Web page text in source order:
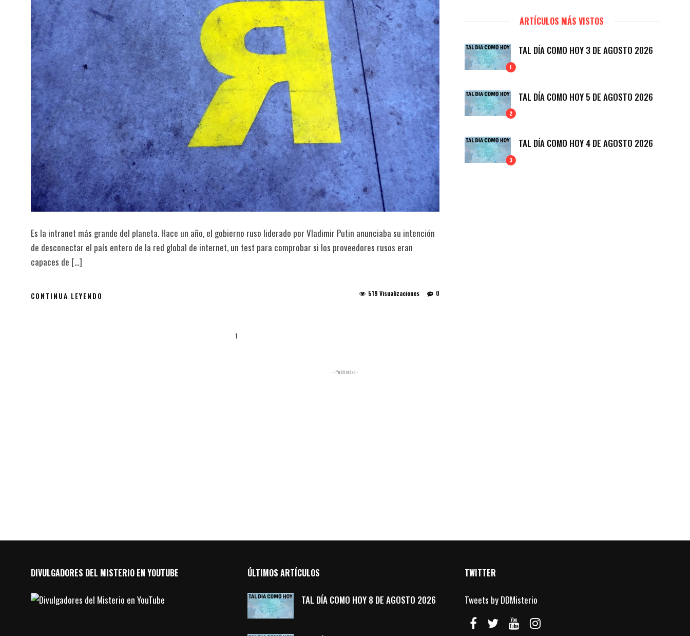
Es la intranet más grande del planeta. Hace un año, el gobierno ruso liderado por Vladimir Putin anunciaba su intención
de desconectar el país entero de la red global de internet, un test para comprobar si los proveedores rusos eran
capaces de […]
CONTINUA LEYENDO 0
519 Visualizaciones
1
ARTÍCULOS MÁS VISTOS
1
TAL DÍA COMO HOY 3 DE AGOSTO 2026
2
TAL DÍA COMO HOY 5 DE AGOSTO 2026
3
TAL DÍA COMO HOY 4 DE AGOSTO 2026
- Publicidad -
DIVULGADORES DEL MISTERIO EN YOUTUBE ÚLTIMOS ARTÍCULOS
TAL DÍA COMO HOY 8 DE AGOSTO 2026
TWITTER
Tweets by DDMisterio